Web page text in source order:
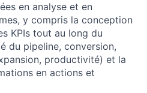
en analyse et en
y compris la conception
KPIs tout au long du
du pipeline, conversion,
productivité) et la
en actions et